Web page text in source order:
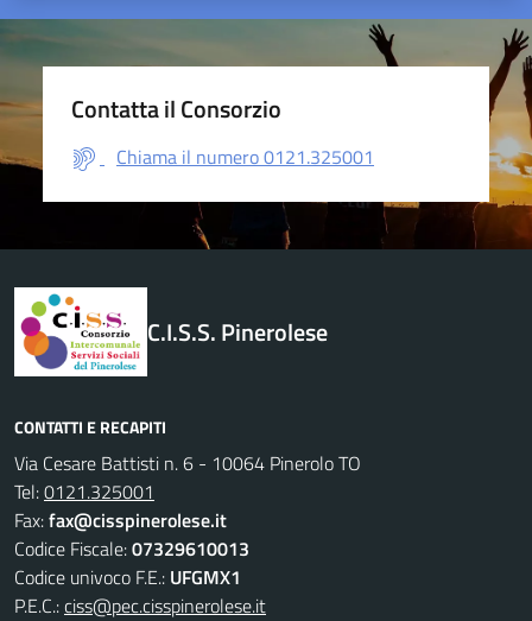
Contatta il Consorzio
Chiama il numero 0121.325001
C.I.S.S. Pinerolese
CONTATTI E RECAPITI
Via Cesare Battisti n. 6 - 10064 Pinerolo TO
Tel:0121.325001
Fax:fax@cisspinerolese.it
Codice Fiscale:07329610013
Codice univoco F.E.: UFGMX1
P.E.C.:ciss@pec.cisspinerolese.it